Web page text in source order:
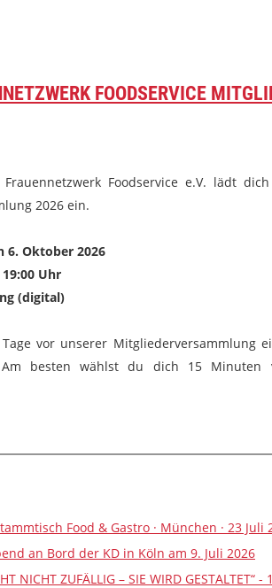
FOODSERVICE
Foodservice e.V. lädt
2026 ein.
6. Oktober 2026
Uhr
(digital)
vor unserer Mitgliederversammlung
Am besten wählst du dich 15
Food & Gastro · München · 23 Juli
an Bord der KD in Köln am 9. Juli 2026
NICHT ZUFÄLLIG – SIE WIRD GESTALTET“